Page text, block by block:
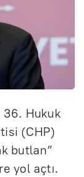
Hukuk
(CHP)
butlan”
yol açtı.